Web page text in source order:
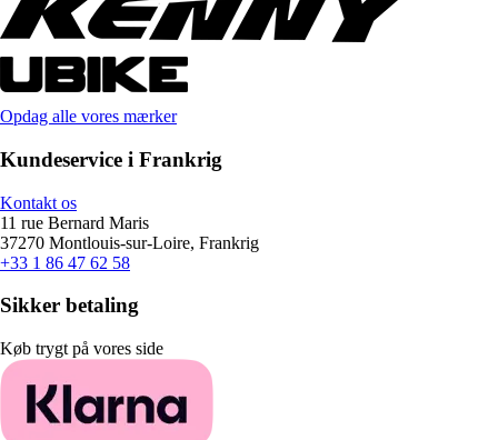
Opdag alle vores mærker
Kundeservice i Frankrig
Kontakt os
11 rue Bernard Maris
37270 Montlouis-sur-Loire, Frankrig
+33 1 86 47 62 58
Sikker betaling
Køb trygt på vores side